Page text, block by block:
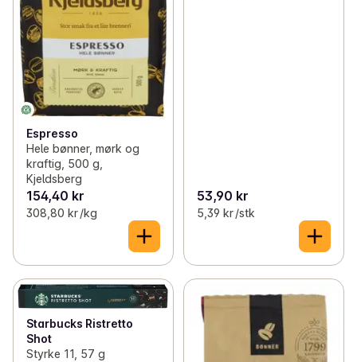
Espresso
Hele bønner, mørk og
kraftig, 500 g,
Kjeldsberg
154,40 kr
308,80 kr /kg
53,90 kr
5,39 kr /stk
Starbucks Ristretto
Shot
Styrke 11, 57 g